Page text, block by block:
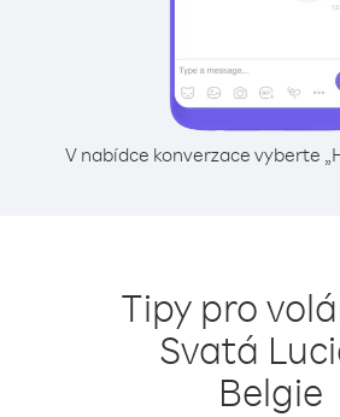
V nabídce konverzace vyberte
Tipy pro
Svatá
Belgie